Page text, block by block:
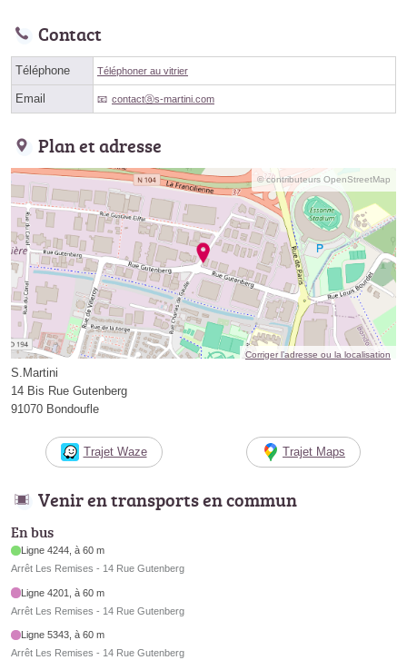
Contact
Téléphone Téléphoner au vitrier
Email contactⓐs-martini.com
Plan et adresse
© contributeurs OpenStreetMap
Corriger l’adresse ou la localisation
S.Martini
14 Bis Rue Gutenberg
91070 Bondoufle
Trajet Waze Trajet Maps
Venir en transports en commun
En bus
Ligne 4244, à 60 m
Arrêt Les Remises - 14 Rue Gutenberg
Ligne 4201, à 60 m
Arrêt Les Remises - 14 Rue Gutenberg
Ligne 5343, à 60 m
Arrêt Les Remises - 14 Rue Gutenberg